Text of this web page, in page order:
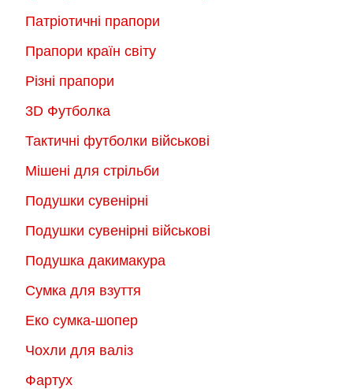
Патріотичні прапори
Прапори країн світу
Різні прапори
3D Футболка
Тактичні футболки військові
Мішені для стрільби
Подушки сувенірні
Подушки сувенірні військові
Подушка дакимакура
Сумка для взуття
Еко сумка-шопер
Чохли для валіз
Фартух